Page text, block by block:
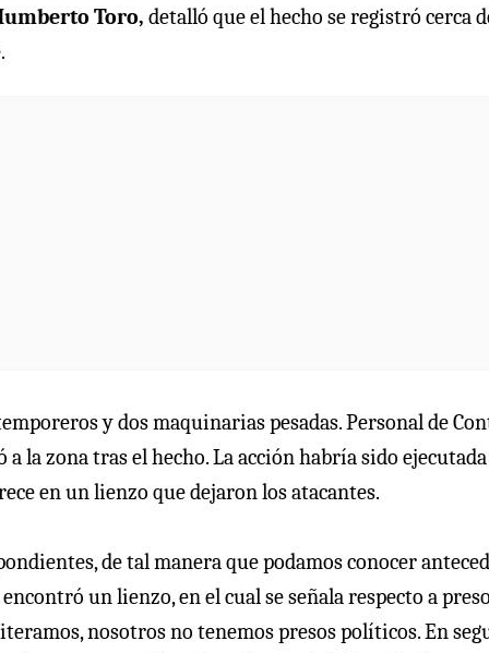
Toro, detalló que el hecho se registró cerca
y dos maquinarias pesadas. Personal de
la zona tras el hecho. La acción habría sido
en un lienzo que dejaron los atacantes.
de tal manera que podamos conocer
un lienzo, en el cual se señala respecto a
nosotros no tenemos presos políticos. En